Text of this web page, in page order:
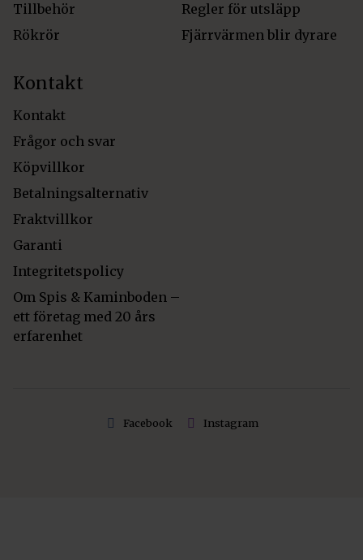
Tillbehör
Rökrör
Regler för utsläpp
Fjärrvärmen blir dyrare
Kontakt
Kontakt
Frågor och svar
Köpvillkor
Betalningsalternativ
Fraktvillkor
Garanti
Integritetspolicy
Om Spis & Kaminboden –
ett företag med 20 års
erfarenhet
Facebook Instagram